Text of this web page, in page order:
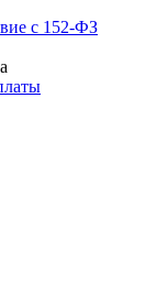
с 152-ФЗ